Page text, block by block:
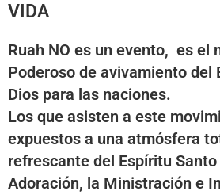
VIDA
Ruah NO es un evento, es el
Poderoso de avivamiento del
Dios para las naciones.
Los que asisten a este
expuestos a una atmósfera
refrescante del Espíritu
Adoración, la Ministración e